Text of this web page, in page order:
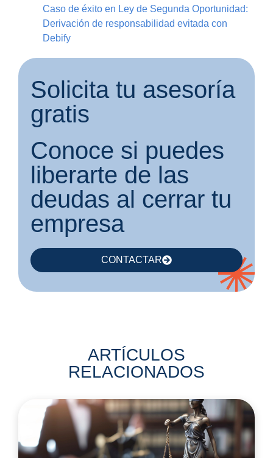
Caso de éxito en Ley de Segunda Oportunidad:
Derivación de responsabilidad evitada con
Debify
Solicita tu asesoría
gratis
Conoce si puedes
liberarte de las
deudas al cerrar tu
empresa
CONTACTAR
ARTÍCULOS
RELACIONADOS